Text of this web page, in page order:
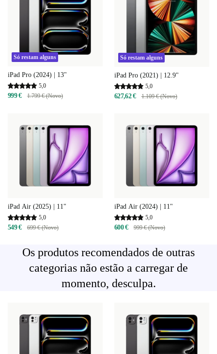
Só restam alguns
iPad Pro (2024) | 13"
5,0
999 € 1.799 € (Novo)
Só restam alguns
iPad Pro (2021) | 12.9"
5,0
627,62 € 1.109 € (Novo)
iPad Air (2025) | 11"
5,0
549 € 699 € (Novo)
iPad Air (2024) | 11"
5,0
600 € 999 € (Novo)
Os produtos recomendados de outras
categorias não estão a carregar de
momento, desculpa.